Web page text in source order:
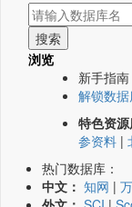
浏览
新手指南
解锁数
特色资源
参资料 |
热门数据库：
中文： 知网 |